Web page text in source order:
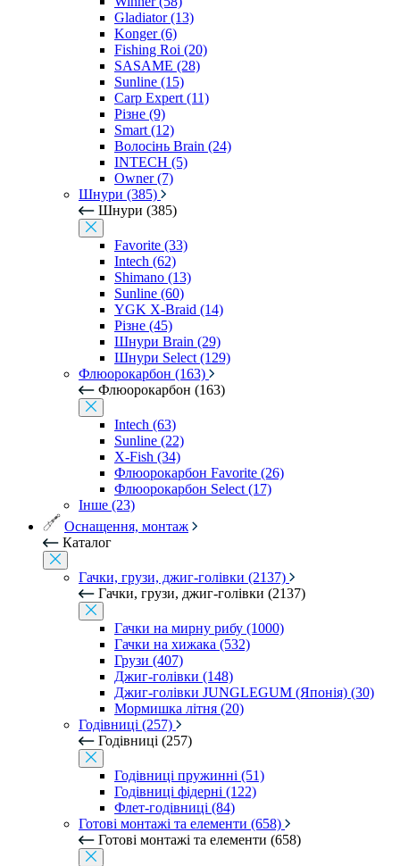
Gladiator (13)
Konger (6)
Fishing Roi (20)
SASAME (28)
Sunline (15)
Carp Expert (11)
Різне (9)
Smart (12)
Волосінь Brain (24)
INTECH (5)
Owner (7)
Шнури (385)
Шнури (385)
Favorite (33)
Intech (62)
Shimano (13)
Sunline (60)
YGK X-Braid (14)
Різне (45)
Шнури Brain (29)
Шнури Select (129)
Флюорокарбон (163)
Флюорокарбон (163)
Intech (63)
Sunline (22)
X-Fish (34)
Флюорокарбон Favorite (26)
Флюорокарбон Select (17)
Інше (23)
Оснащення, монтаж
Каталог
Гачки, грузи, джиг-голівки (2137)
Гачки, грузи, джиг-голівки (2137)
Гачки на мирну рибу (1000)
Гачки на хижака (532)
Грузи (407)
Джиг-голівки (148)
Джиг-голівки JUNGLEGUM (Японія) (30)
Мормишка літня (20)
Годівниці (257)
Годівниці (257)
Годівниці пружинні (51)
Годівниці фідерні (122)
Флет-годівниці (84)
Готові монтажі та елементи (658)
Готові монтажі та елементи (658)